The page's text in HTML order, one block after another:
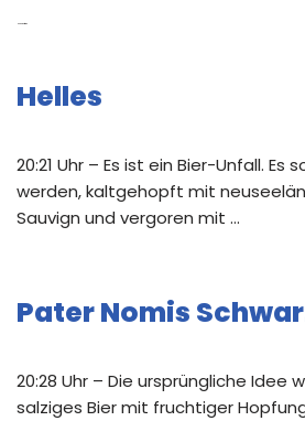
Helles
20:21 Uhr – Es ist ein Bier-Unfall. Es
werden, kaltgehopft mit
Sauvign und vergoren mit …
Pater Nomis
20:28 Uhr – Die ursprüngliche Idee
salziges Bier mit fruchtiger